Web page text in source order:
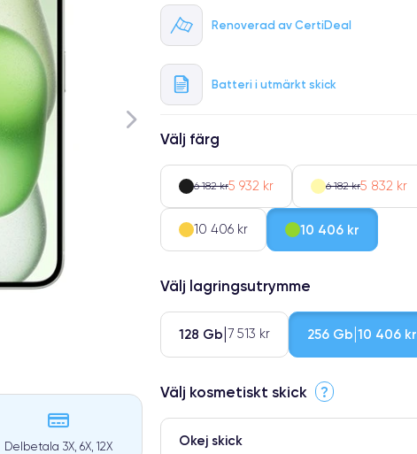
Delbetala 3X, 6X, 12X
Renoverad av CertiDeal
Batteri i utmärkt skick
Välj färg
6 182 kr5 932 kr 6 182 kr5 832 kr
10 406 kr 10 406 kr
Välj lagringsutrymme
128 Gb 7 513 kr 256 Gb 10 406 kr
Välj kosmetiskt skick ?
Okej skick